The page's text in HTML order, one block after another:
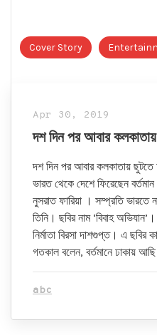
Cover Story
Apr 30, 2019
দশ দিন পর আবার
দশ দিন পর আবার কলকাতায় ছুটতে
ভারত থেকে দেশে ফিরেছেন
নুসরাত ফারিয়া । সম্প্রতি
তিনি। ছবির নাম ‘বিবাহ
নির্মাতা বিরসা দাশগুপ্ত। এ ছবির
গতকাল বলেন, বর্তমানে ঢাকায়
abc